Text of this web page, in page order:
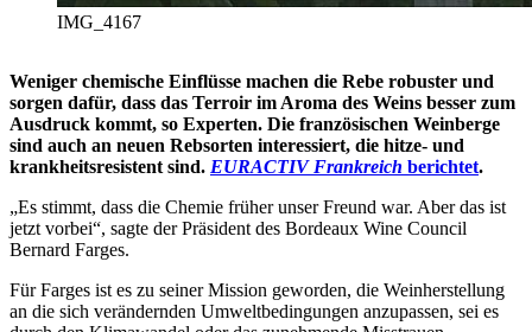
IMG_4167
Weniger chemische Einflüsse machen die Rebe robuster und
sorgen dafür, dass das Terroir im Aroma des Weins besser zum
Ausdruck kommt, so Experten. Die französischen Weinberge
sind auch an neuen Rebsorten interessiert, die hitze- und
krankheitsresistent sind. EURACTIV Frankreich berichtet.
„Es stimmt, dass die Chemie früher unser Freund war. Aber das ist
jetzt vorbei“, sagte der Präsident des Bordeaux Wine Council
Bernard Farges.
Für Farges ist es zu seiner Mission geworden, die Weinherstellung
an die sich verändernden Umweltbedingungen anzupassen, sei es